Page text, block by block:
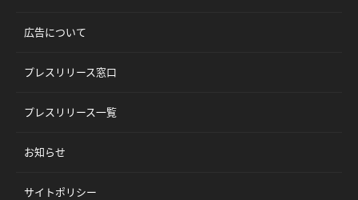
広告について
プレスリリース窓口
プレスリリース一覧
お知らせ
サイトポリシー